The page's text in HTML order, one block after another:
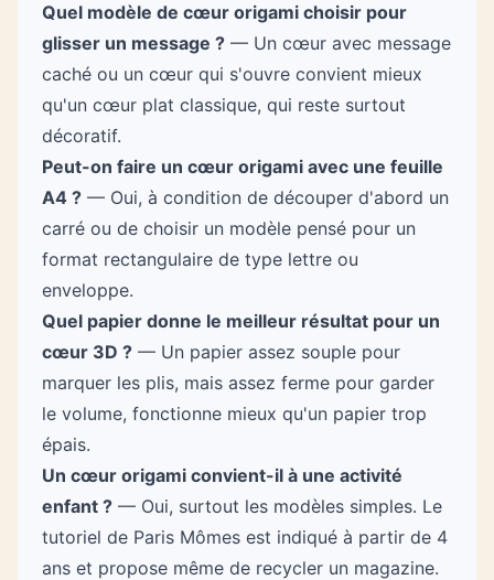
Quel modèle de cœur origami choisir pour
glisser un message ? — Un cœur avec message
caché ou un cœur qui s'ouvre convient mieux
qu'un cœur plat classique, qui reste surtout
décoratif.
Peut-on faire un cœur origami avec une feuille
A4 ? — Oui, à condition de découper d'abord un
carré ou de choisir un modèle pensé pour un
format rectangulaire de type lettre ou
enveloppe.
Quel papier donne le meilleur résultat pour un
cœur 3D ? — Un papier assez souple pour
marquer les plis, mais assez ferme pour garder
le volume, fonctionne mieux qu'un papier trop
épais.
Un cœur origami convient-il à une activité
enfant ? — Oui, surtout les modèles simples. Le
tutoriel de Paris Mômes est indiqué à partir de 4
ans et propose même de recycler un magazine.